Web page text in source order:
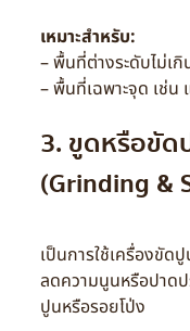
เหมาะสำหรับ:
– พื้นที่ต่างระดับไม่เ
– พื้นที่เฉพาะจุด เช่น
3. ขูดหรือขัด
(Grinding &
เป็นการใช้เครื่องขัด
ลดความนูนหรือปาดป
ปูนหรือรอยโป่ง